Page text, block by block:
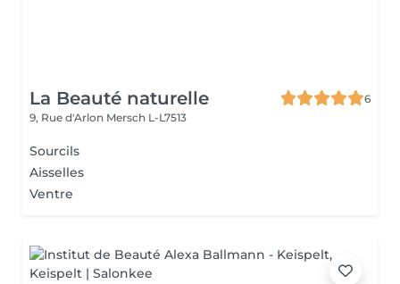
La Beauté naturelle
6
9, Rue d'Arlon Mersch L-L7513
Sourcils
Aisselles
Ventre